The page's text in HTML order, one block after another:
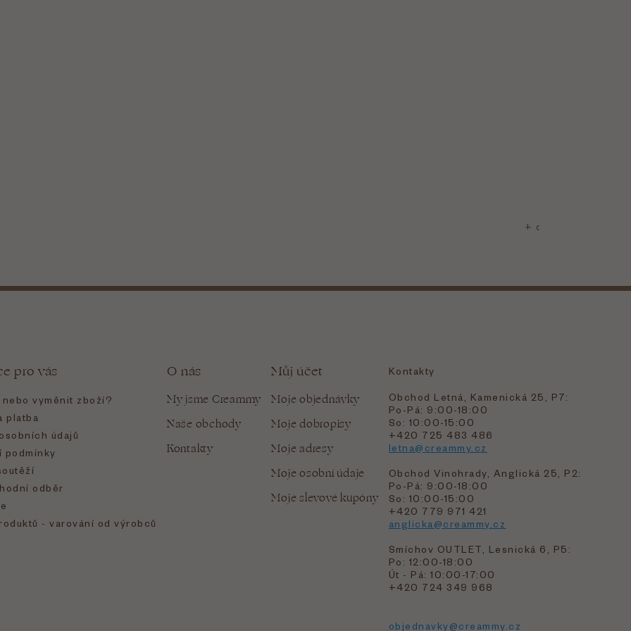
pro vás
vyměnit zboží?
platba
údajů
podmínky
odběr
- varování od výrobců
O nás
My jsme Creammy
Naše obchody
Kontakty
Můj účet
Moje objednávky
Moje dobropisy
Moje adresy
Moje osobní údaje
Moje slevové kupóny
Kontakty
Obchod Letná, Kamenická 25, P7:
Po-Pá: 9:00-18:00
So: 10:00-15:00
+420 725 483 486
letna@creammy.cz
Obchod Vinohrady, Anglická 25, P2:
Po-Pá: 9:00-18:00
So: 10:00-15:00
+420 779 971 421
anglicka@creammy.cz
Smíchov OUTLET, Lesnická 6, P5:
Po: 12:00-18:00
Út - Pá: 10:00-17:00
+420 724 349 968
objednavky@creammy.cz